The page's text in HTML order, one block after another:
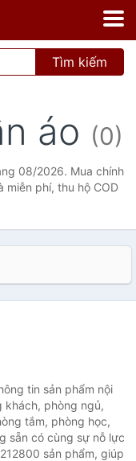
Tìm kiếm
áo (0)
08/2026. Mua chính
miễn phí, thu hộ COD
tin sản phẩm nội
phòng ngủ,
tắm, phòng học,
sẵn có cùng sự nỗ lực
sản phẩm, giúp